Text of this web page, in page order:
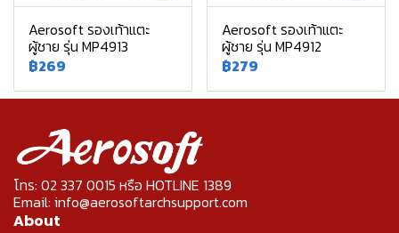
Aerosoft รองเท้าแตะ
ผู้ชาย รุ่น MP4913
฿269
Aerosoft รองเท้าแตะ
ผู้ชาย รุ่น MP4912
฿279
โทร: 02 337 0015 หรือ HOTLINE 1389
Email: info@aerosoftarchsupport.com
About